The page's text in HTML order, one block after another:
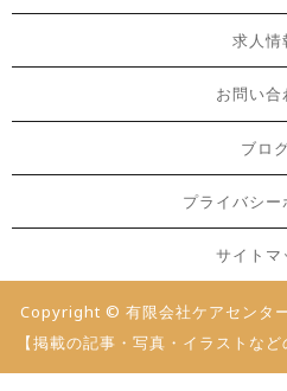
求人情
お問い合
ブロ
プライバシー
サイトマ
Copyright © 有限会社ケアセンタ
【掲載の記事・写真・イラストな